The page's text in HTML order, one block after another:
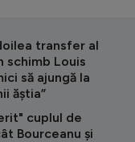
transfer al
schimb Louis
să ajungă la
ăștia”
cuplul de
Bourceanu și